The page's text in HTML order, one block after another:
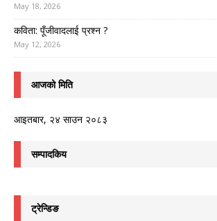
May 18, 2026
कविता: पूँजीवादलाई प्रश्न ?
May 12, 2026
आजको मिति
आइतबार, २४ साउन २०८३
सम्पादकिय
ट्रेन्डिङ